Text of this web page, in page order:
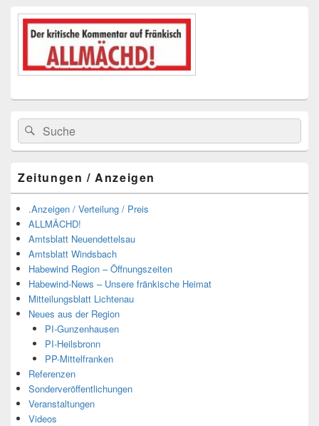
Suchen
nach:
Suchen
Zeitungen / Anzeigen
.Anzeigen / Verteilung / Preis
ALLMÄCHD!
Amtsblatt Neuendettelsau
Amtsblatt Windsbach
Habewind Region – Öffnungszeiten
Habewind-News – Unsere fränkische Heimat
Mitteilungsblatt Lichtenau
Neues aus der Region
PI-Gunzenhausen
PI-Heilsbronn
PP-Mittelfranken
Referenzen
Sonderveröffentlichungen
Veranstaltungen
Videos